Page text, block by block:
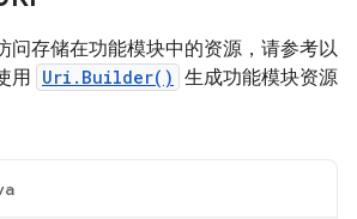
问存储在功能模块中的资源，请参考以
用 Uri.Builder() 生成功能模块资源